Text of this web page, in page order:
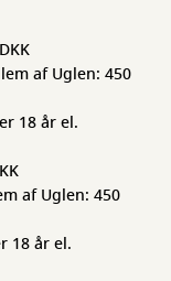
af Uglen: 450
18 år el.
af Uglen: 450
18 år el.